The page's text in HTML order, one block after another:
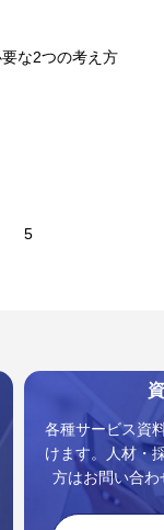
な2つの考え方
5
各種サービス資
けます。人材・
方はお問い合